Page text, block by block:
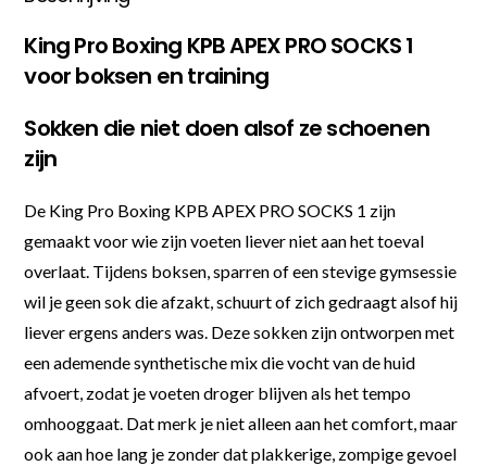
King Pro Boxing KPB APEX PRO SOCKS 1
voor boksen en training
Sokken die niet doen alsof ze schoenen
zijn
De King Pro Boxing KPB APEX PRO SOCKS 1 zijn
gemaakt voor wie zijn voeten liever niet aan het toeval
overlaat. Tijdens boksen, sparren of een stevige gymsessie
wil je geen sok die afzakt, schuurt of zich gedraagt alsof hij
liever ergens anders was. Deze sokken zijn ontworpen met
een ademende synthetische mix die vocht van de huid
afvoert, zodat je voeten droger blijven als het tempo
omhooggaat. Dat merk je niet alleen aan het comfort, maar
ook aan hoe lang je zonder dat plakkerige, zompige gevoel